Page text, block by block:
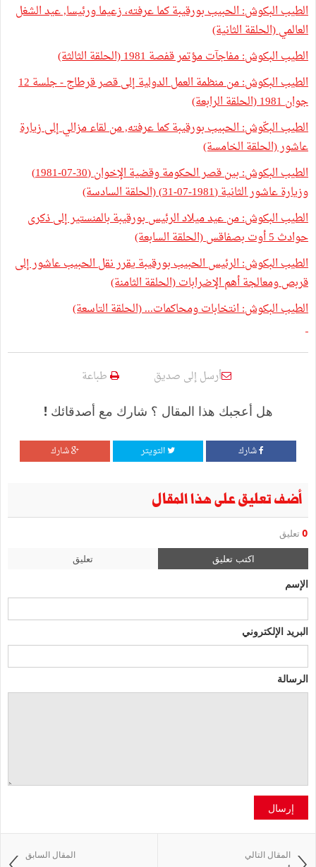
الطيب البكوش: الحبيب بورقيبة كما عرفته، زعيما ورئيسا, عيد الشغل
العالمي (الحلقة الثانية)
الطيب البكوش: مفاجآت مؤتمر قفصة 1981 (الحلقة الثالثة)
الطيب البكوش: من منظمة العمل الدولية إلى قصر قرطاج - جلسة 12
جوان 1981 (الحلقة الرابعة)
الطيب البكّوش: الحبيب بورقيبة كما عرفته, من لقاء مزالي إلى زيارة
عاشور (الحلقة الخامسة)
الطيب البكوش: بين قصر الحكومة وقضية الإخوان (30-07-1981)
وزيارة عاشور الثانية (1981-07-31) (الحلقة السادسة)
الطيب البكوش: من عيد ميلاد الرئيس بورقيبة بالمنستير إلى ذكرى
حوادث 5 أوت بصفاقس (الحلقة السابعة)
الطيب البكوش: الرئيس الحبيب بورقيبة يقرر نقل الحبيب عاشور إلى
قربص ومعالجة أهم الإضرابات (الحلقة الثامنة)
الطيب البكوش: انتخابات ومحاكمات... (الحلقة التاسعة)
أرسل إلى صديق طباعة
هل أعجبك هذا المقال ؟ شارك مع أصدقائك !
شارك التويتر شارك
أضف تعليق على هذا المقال
0 تعليق
اكتب تعليق تعليق
الإسم
البريد الإلكتروني
الرسالة
إرسال
المقال السابق المقال التالي